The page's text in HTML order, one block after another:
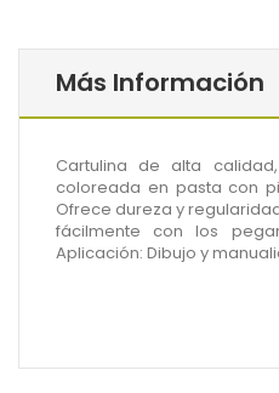
Más Información
Cartulina de alta
coloreada en pasta con
Ofrece dureza y
fácilmente con los
Aplicación: Dibujo y